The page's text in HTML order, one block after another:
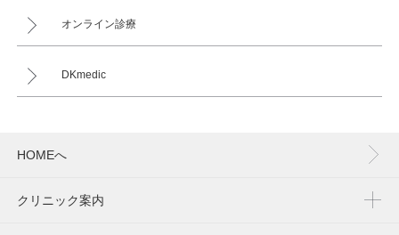
オンライン診療
DKmedic
HOMEへ
クリニック案内